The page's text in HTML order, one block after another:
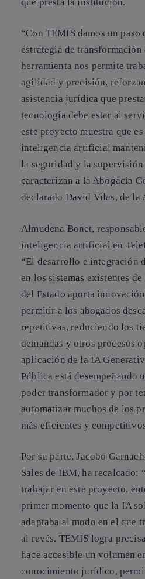
“Con TEMIS damos un paso
estrategia de
herramienta nos permite
agilidad y precisión,
asistencia jurídica que
tecnología debe estar al
este proyecto muestra que
inteligencia artificial
la seguridad y la
caracterizan a la Abogacía
declarado David Vilas, de la
Almudena Bonet,
inteligencia artificial en
“El desarrollo e integración
en los sistemas existentes
del Estado aporta
permitir a los abogados
repetitivas, reduciendo los
demandas y otros procesos
aplicación de la IA
Pública está desempeñando
poder transformador y por
automatizar muchos de los
más eficientes y
Por su parte, Jacobo
Sales de IBM, ha recalcado:
trabajar en este proyecto,
primer momento que la IA
adaptaba al modo en el que
al revés. TEMIS logra
hace accesible un volumen
conocimiento jurídico,